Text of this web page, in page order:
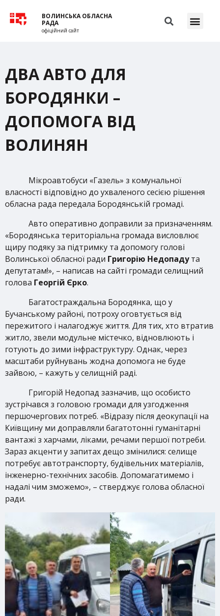
ВОЛИНСЬКА ОБЛАСНА
РАДА
офіційний сайт
ДВА АВТО ДЛЯ
БОРОДЯНКИ –
ДОПОМОГА ВІД
ВОЛИНЯН
Мікроавтобуси «Газель» з комунальної
власності відповідно до ухваленого сесією рішення
обласна рада передала Бородянській громаді.
Авто оперативно доправили за призначенням.
«Бородянська територіальна громада висловлює
щиру подяку за підтримку та допомогу голові
Волинської обласної ради Григорію Недопадута
депутатам!», – написав на сайті громади селищний
голова Георгій Єрко.
Багатостраждальна Бородянка, що у
Бучанському районі, потроху оговтується від
пережитого і налагоджує життя. Для тих, хто втратив
житло, звели модульне містечко, відновлюють і
готують до зими інфраструктуру. Однак, через
масштаби руйнувань жодна допомога не буде
зайвою, – кажуть у селищній раді.
Григорій Недопад зазначив, що особисто
зустрічався з головою громади для узгодження
першочергових потреб. «Відразу після деокупації на
Київщину ми доправляли багатотонні гуманітарні
вантажі з харчами, ліками, речами першої потреби.
Зараз акценти у запитах дещо змінилися: селище
потребує автотранспорту, будівельних матеріалів,
інженерно-технічних засобів. Допомагатимемо і
надалі чим зможемо», – стверджує голова обласної
ради.